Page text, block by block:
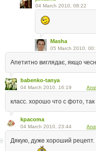
04 March 2010, 08:22
Masha
05 March 2010,
Апетитно виглядає, якщо
babenko-tanya
04 March 2010, 16:19
класс. хорошо что с фото,
kpacoma
04 March 2010, 23:44
Дякую, дуже хороший